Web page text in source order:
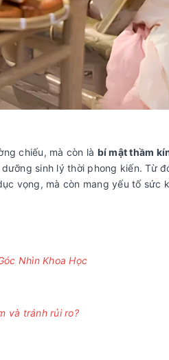
chiếu, mà còn là bí mật thầm
sinh lý thời phong kiến. Từ
vọng, mà còn mang yếu tố sức
Nhìn Khoa Học
và tránh rủi ro?